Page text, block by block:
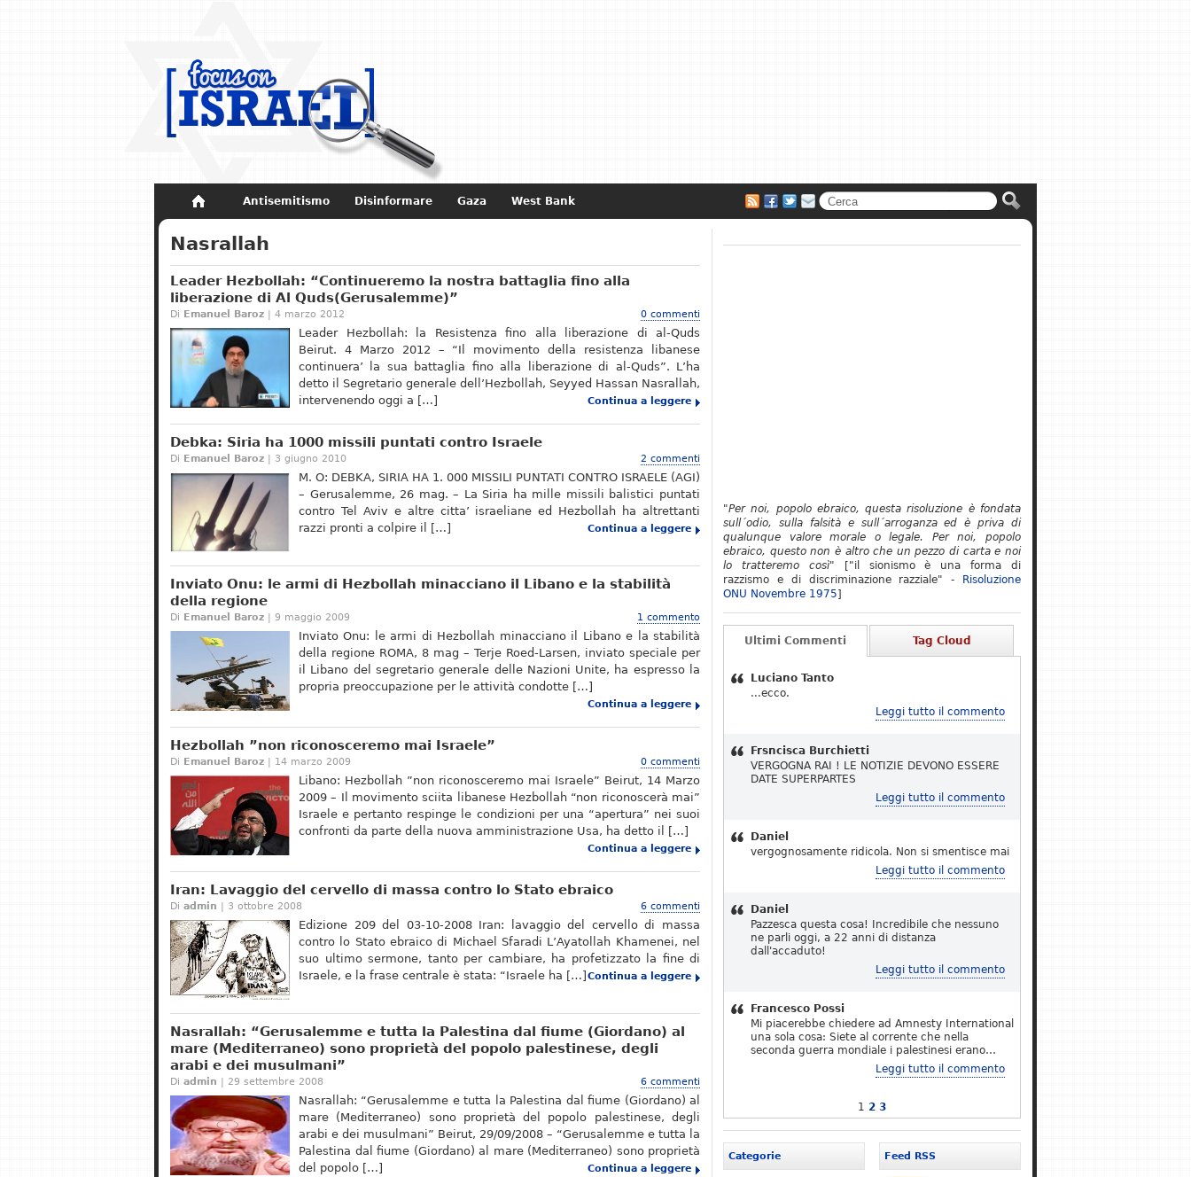
Antisemitismo Disinformare Gaza West Bank
Non dimenticare
Nasrallah
Leader Hezbollah: “Continueremo la nostra battaglia fino alla
liberazione di Al Quds(Gerusalemme)”
Di Emanuel Baroz | 4 marzo 2012 0 commenti
Leader Hezbollah: la Resistenza fino alla liberazione di al-Quds
Beirut. 4 Marzo 2012 – “Il movimento della resistenza libanese
continuera’ la sua battaglia fino alla liberazione di al-Quds”. L’ha
detto il Segretario generale dell’Hezbollah, Seyyed Hassan Nasrallah,
intervenendo oggi a […]
Continua a leggere
Debka: Siria ha 1000 missili puntati contro Israele
Di Emanuel Baroz | 3 giugno 2010 2 commenti
M. O: DEBKA, SIRIA HA 1. 000 MISSILI PUNTATI CONTRO ISRAELE (AGI)
– Gerusalemme, 26 mag. – La Siria ha mille missili balistici puntati
contro Tel Aviv e altre citta’ israeliane ed Hezbollah ha altrettanti
razzi pronti a colpire il […]
Continua a leggere
Inviato Onu: le armi di Hezbollah minacciano il Libano e la stabilità
della regione
Di Emanuel Baroz | 9 maggio 2009 1 commento
Inviato Onu: le armi di Hezbollah minacciano il Libano e la stabilità
della regione ROMA, 8 mag – Terje Roed-Larsen, inviato speciale per
il Libano del segretario generale delle Nazioni Unite, ha espresso la
propria preoccupazione per le attività condotte […]
Continua a leggere
Hezbollah ”non riconosceremo mai Israele”
Di Emanuel Baroz | 14 marzo 2009 0 commenti
Libano: Hezbollah ”non riconosceremo mai Israele” Beirut, 14 Marzo
2009 – Il movimento sciita libanese Hezbollah “non riconoscerà mai”
Israele e pertanto respinge le condizioni per una “apertura” nei suoi
confronti da parte della nuova amministrazione Usa, ha detto il […]
Continua a leggere
Iran: Lavaggio del cervello di massa contro lo Stato ebraico
Di admin | 3 ottobre 2008 6 commenti
Edizione 209 del 03-10-2008 Iran: lavaggio del cervello di massa
contro lo Stato ebraico di Michael Sfaradi L’Ayatollah Khamenei, nel
suo ultimo sermone, tanto per cambiare, ha profetizzato la fine di
Israele, e la frase centrale è stata: “Israele ha […] Continua a leggere
Nasrallah: “Gerusalemme e tutta la Palestina dal fiume (Giordano) al
mare (Mediterraneo) sono proprietà del popolo palestinese, degli
arabi e dei musulmani”
Di admin | 29 settembre 2008 6 commenti
Nasrallah: “Gerusalemme e tutta la Palestina dal fiume (Giordano) al
mare (Mediterraneo) sono proprietà del popolo palestinese, degli
arabi e dei musulmani” Beirut, 29/09/2008 – “Gerusalemme e tutta la
Palestina dal fiume (Giordano) al mare (Mediterraneo) sono proprietà
del popolo […]
Continua a leggere
"Per noi, popolo ebraico, questa risoluzione è fondata
sull´odio, sulla falsità e sull´arroganza ed è priva di
qualunque valore morale o legale. Per noi, popolo
ebraico, questo non è altro che un pezzo di carta e noi
lo tratteremo così" ["il sionismo è una forma di
razzismo e di discriminazione razziale" -
Risoluzione
ONU Novembre 1975]
Ultimi Commenti Tag Cloud
Luciano Tanto
...ecco.
Leggi tutto il commento
Frsncisca Burchietti
VERGOGNA RAI ! LE NOTIZIE DEVONO ESSERE
DATE SUPERPARTES
Leggi tutto il commento
Daniel
vergognosamente ridicola. Non si smentisce mai
Leggi tutto il commento
Daniel
Pazzesca questa cosa! Incredibile che nessuno
ne parli oggi, a 22 anni di distanza
dall'accaduto!
Leggi tutto il commento
Francesco Possi
Mi piacerebbe chiedere ad Amnesty International
una sola cosa: Siete al corrente che nella
seconda guerra mondiale i palestinesi erano…
Leggi tutto il commento
1 2 3
Feed RSS
Categorie